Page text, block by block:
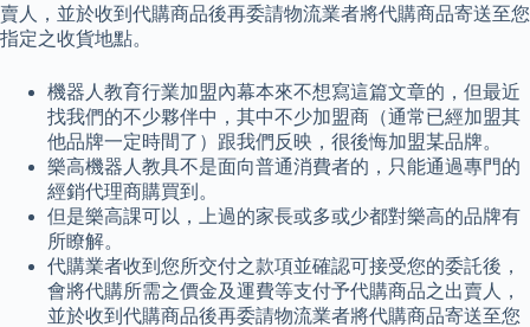
賣人，並於收到代購商品後再委請物流業者將代購商品寄送至您
指定之收貨地點。
機器人教育行業加盟內幕本來不想寫這篇文章的，但最近
找我們的不少夥伴中，其中不少加盟商（通常已經加盟其
他品牌一定時間了）跟我們反映，很後悔加盟某品牌。
樂高機器人教具不是面向普通消費者的，只能通過專門的
經銷代理商購買到。
但是樂高課可以，上過的家長或多或少都對樂高的品牌有
所瞭解。
代購業者收到您所交付之款項並確認可接受您的委託後，
會將代購所需之價金及運費等支付予代購商品之出賣人，
並於收到代購商品後再委請物流業者將代購商品寄送至您